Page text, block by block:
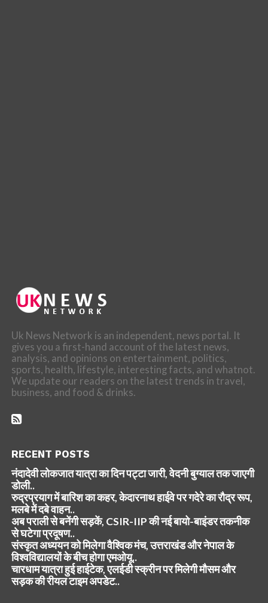
Uk News Network is an independent, news portal. It
gives you a first-hand account of the latest news,
analysis, and opinions on entertainment, politics,
sports, health, lifestyle, interesting facts, and whatnot.
We update our readers on the latest trends in travel,
business, and food & drinks.
RECENT POSTS
नंदादेवी लोकजात यात्रा का दिन पट्टा जारी, वेदनी बुग्याल तक जाएगी
डोली..
रुद्रप्रयाग में बारिश का कहर, केदारनाथ हाईवे पर गदेरे का रौद्र रूप,
मलबे में दबे वाहन..
अब पराली से बनेंगी सड़कें, CSIR-IIP की नई बायो-बाइंडर तकनीक
से घटेगा प्रदूषण..
संस्कृत अध्ययन को मिलेगा वैश्विक मंच, उत्तराखंड और नेपाल के
विश्वविद्यालयों के बीच होगा एमओयू..
चारधाम यात्रा हुई हाईटेक, एलईडी स्क्रीन पर मिलेगी मौसम और
सड़क की रीयल टाइम अपडेट..